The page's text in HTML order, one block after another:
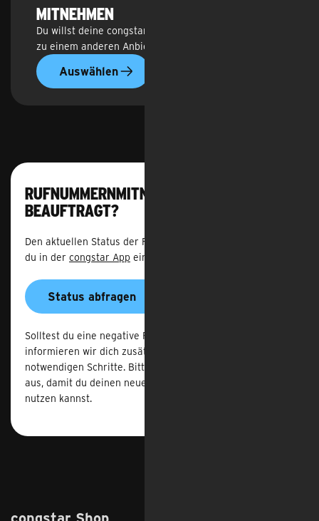
MITNEHMEN
Du willst deine congstar Rufnummer beim Wechsel
zu einem anderen Anbieter mitnehmen?
Auswählen
Ruf­nummern­mitnahme bereits
beauftragt?
Den aktuellen Status der Rufnummernmitnahme kannst
du in der congstar App einsehen.
Status abfragen
Solltest du eine negative Rückmeldung erhalten haben,
informieren wir dich zusätzlich auch per E-Mail über die
notwendigen Schritte. Bitte führe diese schnellstmöglich
aus, damit du deinen neuen congstar Mobilfunktarif
nutzen kannst.
congstar Shop